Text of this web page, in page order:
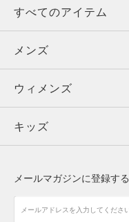
すべてのアイテム
メンズ
ウィメンズ
キッズ
アクセサリー
メンズ
トップス
ボトムス
アクセサリー
ウィメンズ
トップス
シューズ
キッズ
メールマガジンに登録する